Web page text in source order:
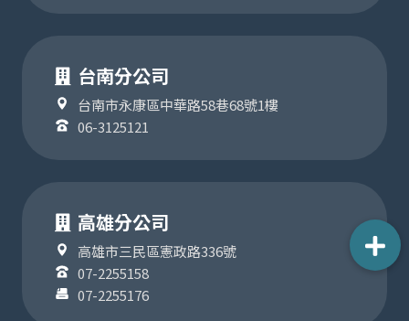
台南分公司
台南市永康區中華路58巷68號1樓
06-3125121
高雄分公司
高雄市三民區憲政路336號
07-2255158
07-2255176